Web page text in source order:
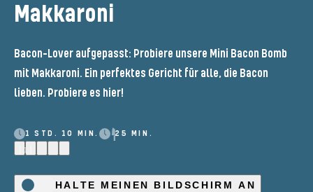
Makkaroni
Bacon-Lover aufgepasst: Probiere unsere Mini Bacon Bomb
mit Makkaroni. Ein perfektes Gericht für alle, die Bacon
lieben. Probiere es hier!
1 STD. 10 MIN.
25 MIN.
(1)
HALTE MEINEN BILDSCHIRM AN